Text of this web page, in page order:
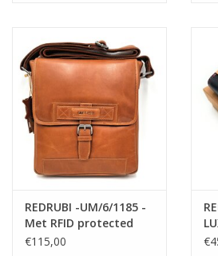
bruin
REDRUBI -UM/6/1185 -
Met RFID protected
echt leren -
schoudertas –
€115,00